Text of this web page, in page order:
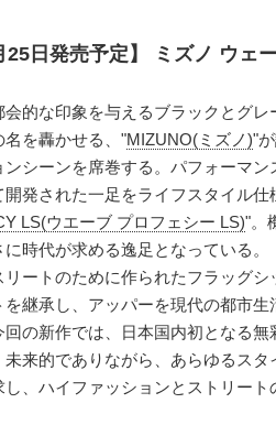
25日発売予定】 ミズノ ウェ
会的な印象を与えるブラックとグレ
名を轟かせる、"MIZUNO(ミズノ)"
ンシーンを席巻する。パフォーマ
開発された一足をライフスタイル仕
LS(ウエーブ プロフェシー LS)"。
時代が求める逸足となっている。
リートのために作られたフラッグ
を継承し、アッパーを現代の都市
回の新作では、日本国内初となる
未来的でありながら、あらゆるス
し、ハイファッションとストリー